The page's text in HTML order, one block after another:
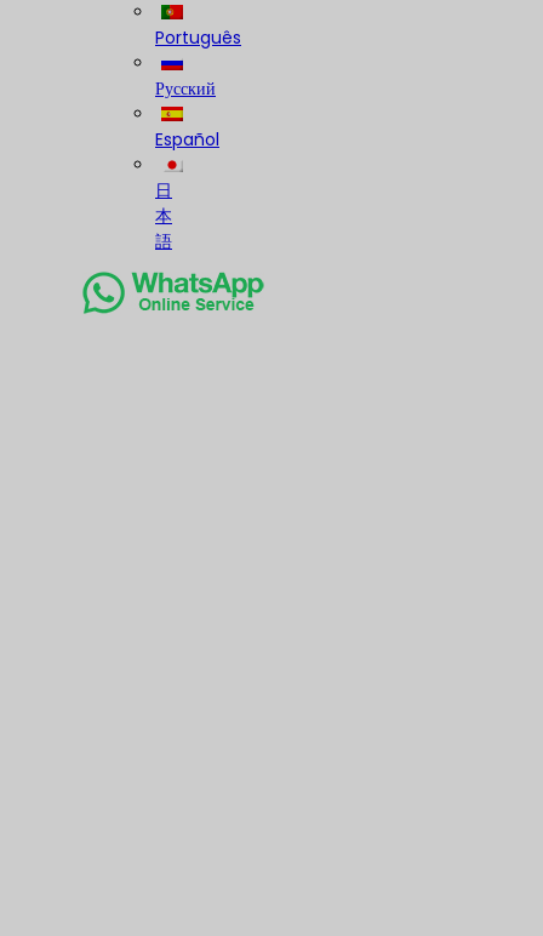
Português
Русский
Español
日
本
語